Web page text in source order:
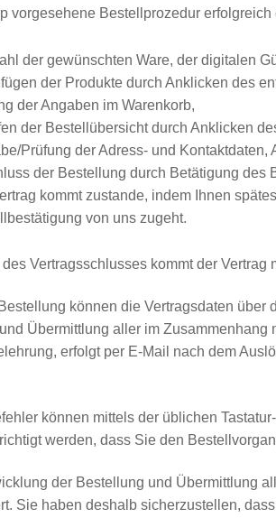
vorgesehene Bestellprozedur
der gewünschten Ware, der digitalen
der Produkte durch Anklicken des
der Angaben im Warenkorb,
der Bestellübersicht durch Anklicken
Prüfung der Adress- und
der Bestellung durch Betätigung des
kommt zustande, indem Ihnen
von uns zugeht.
Vertragsschlusses kommt der
können die Vertragsdaten
Übermittlung aller im
erfolgt per E-Mail nach dem
können mittels der üblichen
werden, dass Sie den
der Bestellung und Übermittlung
Sie haben deshalb sicherzustellen,